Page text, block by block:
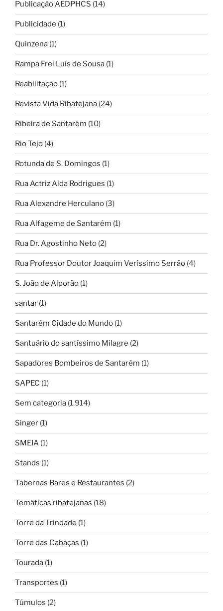
Publicação AEDPHCS (14)
Publicidade (1)
Quinzena (1)
Rampa Frei Luís de Sousa (1)
Reabilitação (1)
Revista Vida Ribatejana (24)
Ribeira de Santarém (10)
Rio Tejo (4)
Rotunda de S. Domingos (1)
Rua Actriz Alda Rodrigues (1)
Rua Alexandre Herculano (3)
Rua Alfageme de Santarém (1)
Rua Dr. Agostinho Neto (2)
Rua Professor Doutor Joaquim Veríssimo Serrão (4)
S. João de Alporão (1)
santar (1)
Santarém Cidade do Mundo (1)
Santuário do santíssimo Milagre (2)
Sapadores Bombeiros de Santarém (1)
SAPEC (1)
Sem categoria (1.914)
Singer (1)
SMEIA (1)
Stands (1)
Tabernas Bares e Restaurantes (2)
Temáticas ribatejanas (18)
Torre da Trindade (1)
Torre das Cabaças (1)
Tourada (1)
Transportes (1)
Túmulos (2)